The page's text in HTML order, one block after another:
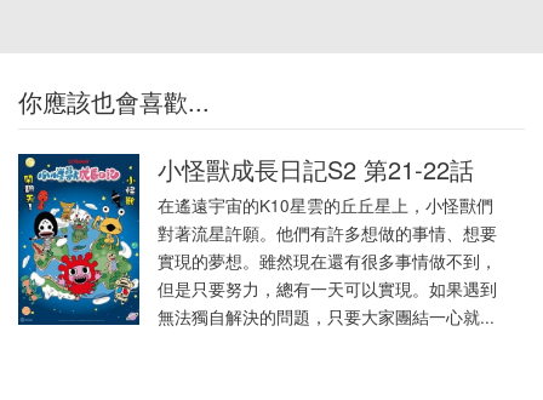
你應該也會喜歡...
小怪獸成長日記S2 第21-22話
在遙遠宇宙的K10星雲的丘丘星上，小怪獸們
對著流星許願。他們有許多想做的事情、想要
實現的夢想。雖然現在還有很多事情做不到，
但是只要努力，總有一天可以實現。如果遇到
無法獨自解決的問題，只要大家團結一心就...